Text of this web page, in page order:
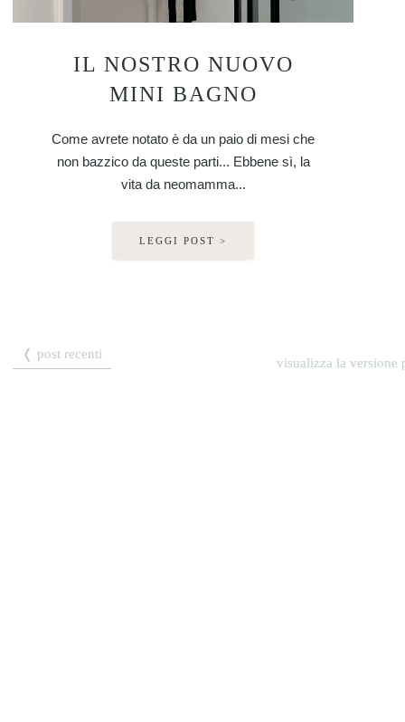
IL NOSTRO NUOVO
MINI BAGNO
Come avrete notato è da un paio di mesi che
non bazzico da queste parti... Ebbene sì, la
vita da neomamma...
LEGGI POST >
❬ post recenti
visualizza la versione